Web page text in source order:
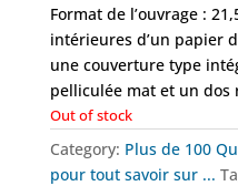
Format de l’ouvrage :
intérieures d’un papier
une couverture type
pelliculée mat et un dos
Out of stock
Category: Plus de 100
pour tout savoir sur ...